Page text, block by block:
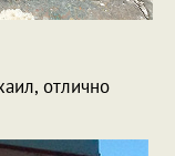
отлично